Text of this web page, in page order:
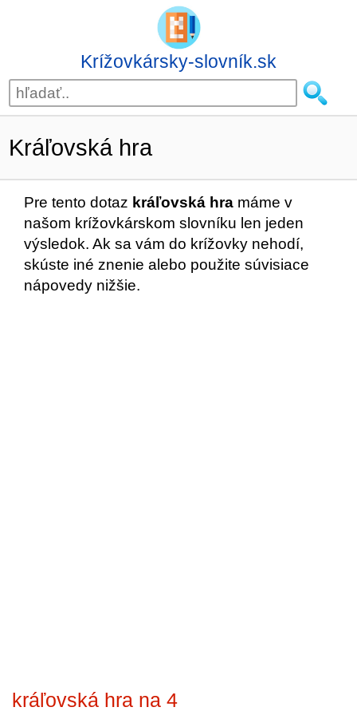
Krížovkársky-slovník.sk
Kráľovská hra
Pre tento dotaz kráľovská hra máme v
našom krížovkárskom slovníku len jeden
výsledok. Ak sa vám do krížovky nehodí,
skúste iné znenie alebo použite súvisiace
nápovedy nižšie.
kráľovská hra na 4